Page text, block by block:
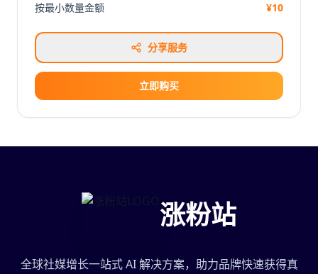
按最小数量金额
¥10
分享服务
立即购买
涨粉站
全球社媒增长一站式 AI 解决方案，助力品牌快速获得真